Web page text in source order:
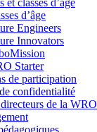
et classes d’âge
d’âge
Engineers
Innovators
Starter
de participation
confidentialité
de la WRO